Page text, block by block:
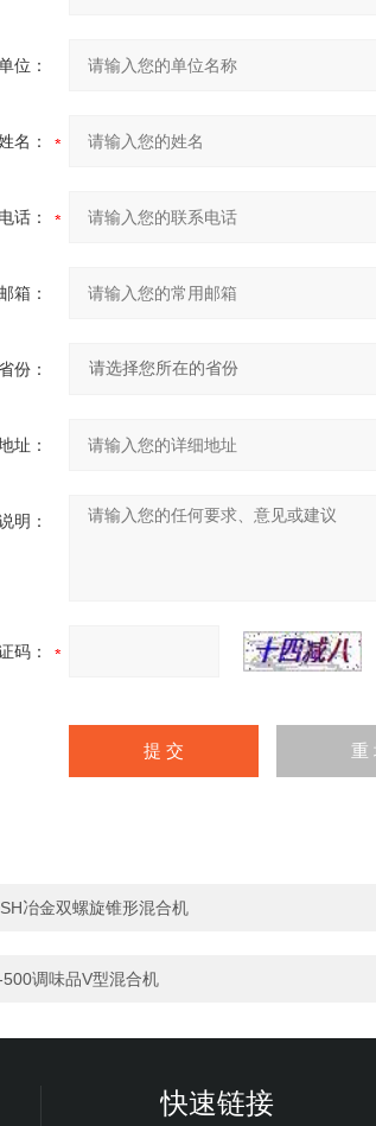
位：
名：
话：
箱：
份：
址：
明：
码：
冶金双螺旋锥形混合机
500调味品V型混合机
快速链接